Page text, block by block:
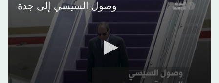
وصول السيسي إلى جدة